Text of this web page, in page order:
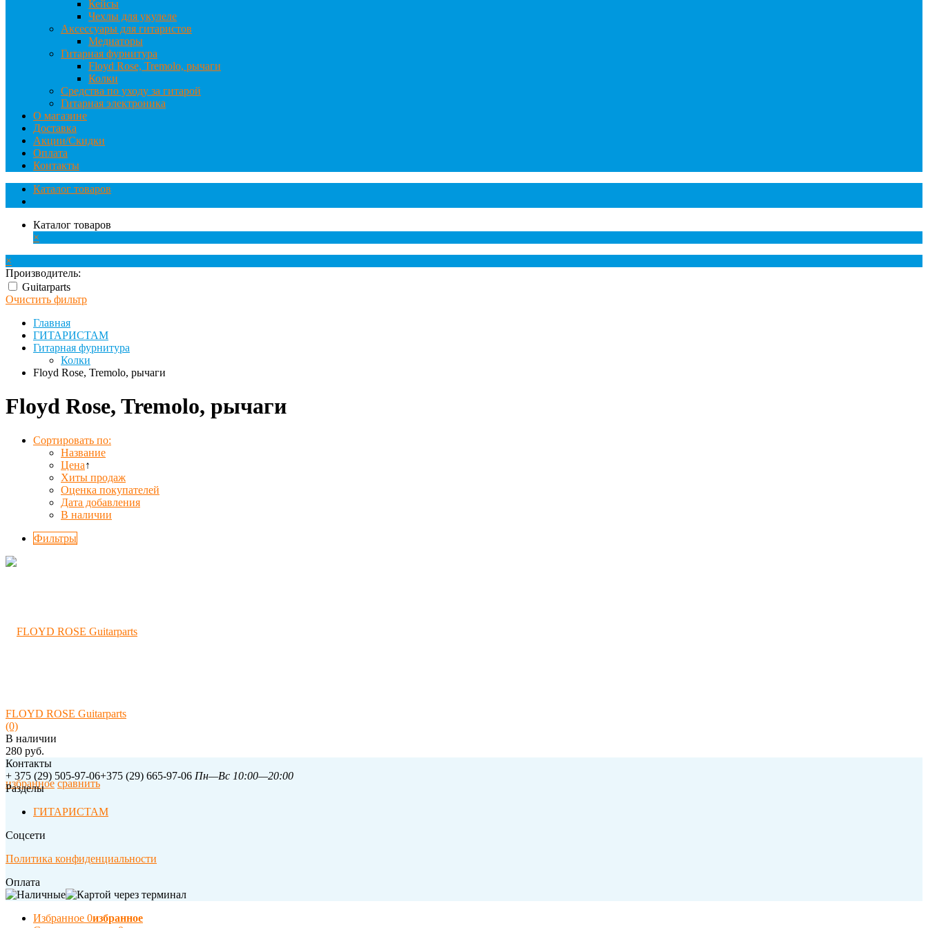
Кейсы
Чехлы для укулеле
Аксессуары для гитаристов
Медиаторы
Гитарная фурнитура
Floyd Rose, Tremolo, рычаги
Колки
Средства по уходу за гитарой
Гитарная электроника
О магазине
Доставка
Акции/Скидки
Оплата
Контакты
Каталог товаров
Каталог товаров
×
×
Производитель:
Guitarparts
Очистить фильтр
Главная
ГИТАРИСТАМ
Гитарная фурнитура
Колки
Floyd Rose, Tremolo, рычаги
Floyd Rose, Tremolo, рычаги
Сортировать по:
Название
Цена↑
Хиты продаж
Оценка покупателей
Дата добавления
В наличии
Фильтры
избранное сравнить
FLOYD ROSE Guitarparts
(0)
В наличии
280 руб.
Контакты
+ 375 (29) 505-97-06+375 (29) 665-97-06 Пн—Вс 10:00—20:00
Разделы
ГИТАРИСТАМ
Соцсети
Политика конфиденциальности
Оплата
Избранное 0избранное